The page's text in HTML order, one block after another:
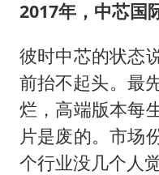
2017年，中芯国
彼时中芯的状态
前抬不起头。最
烂，高端版本每
片是废的。市场
个行业没几个人